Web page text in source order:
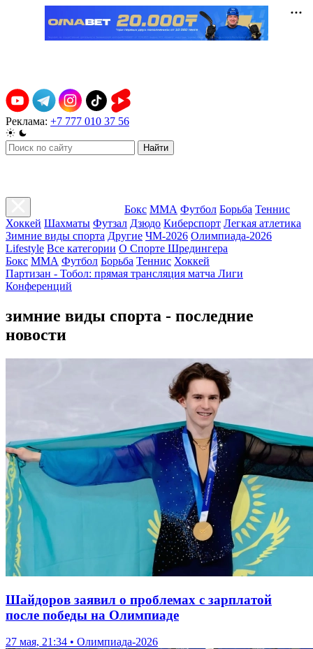
Реклама: +7 777 010 37 56
Найти
Бокс ММА Футбол Борьба Теннис
Хоккей Шахматы Футзал Дзюдо Киберспорт Легкая атлетика
Зимние виды спорта Другие ЧМ-2026 Олимпиада-2026
Lifestyle Все категории О Спорте Шредингера
Бокс ММА Футбол Борьба Теннис Хоккей
Партизан - Тобол: прямая трансляция матча Лиги
Конференций
зимние виды спорта - последние
новости
Шайдоров заявил о проблемах с зарплатой
после победы на Олимпиаде
27 мая, 21:34 • Олимпиада-2026